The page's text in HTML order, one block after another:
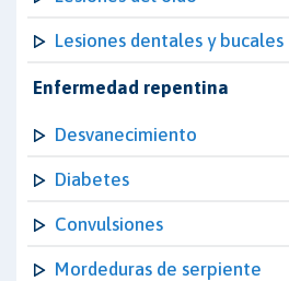
Lesiones dentales y bucales
Enfermedad repentina
Desvanecimiento
Diabetes
Convulsiones
Mordeduras de serpiente